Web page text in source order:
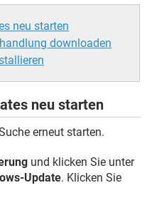
neu starten
downloaden
neu starten
erneut starten.
und klicken Sie unter
Update. Klicken Sie